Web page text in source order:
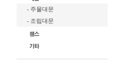
- 주물대문
- 조립대문